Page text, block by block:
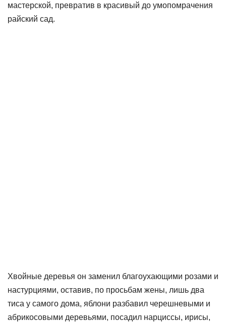
мастерской, превратив в красивый до умопомрачения
райский сад.
Хвойные деревья он заменил благоухающими розами и
настурциями, оставив, по просьбам жены, лишь два
тиса у самого дома, яблони разбавил черешневыми и
абрикосовыми деревьями, посадил нарциссы, ирисы,